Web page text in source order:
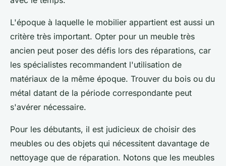
L'époque à laquelle le mobilier appartient est aussi un
critère très important. Opter pour un meuble très
ancien peut poser des défis lors des réparations, car
les spécialistes recommandent l'utilisation de
matériaux de la même époque. Trouver du bois ou du
métal datant de la période correspondante peut
s'avérer nécessaire.
Pour les débutants, il est judicieux de choisir des
meubles ou des objets qui nécessitent davantage de
nettoyage que de réparation. Notons que les meubles